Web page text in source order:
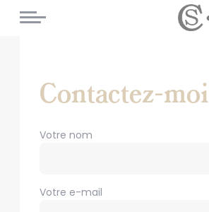
Contactez-moi
Votre nom
Votre e-mail